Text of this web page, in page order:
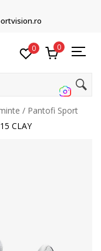
0 0
Pantofi Sport
CLAY